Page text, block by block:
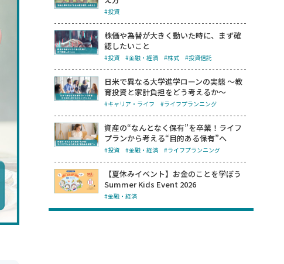
#投資
株価や為替が大きく動いた時に、まず確
認したいこと
#投資 #金融・経済 #株式 #投資信託
日米で異なる大学進学ローンの実態 ～教
育投資と家計負担をどう考えるか～
#キャリア・ライフ #ライフプランニング
資産の“なんとなく保有”を卒業！ライフ
プランから考える“目的ある保有”へ
#投資 #金融・経済 #ライフプランニング
【夏休みイベント】お金のことを学ぼう
Summer Kids Event 2026
#金融・経済